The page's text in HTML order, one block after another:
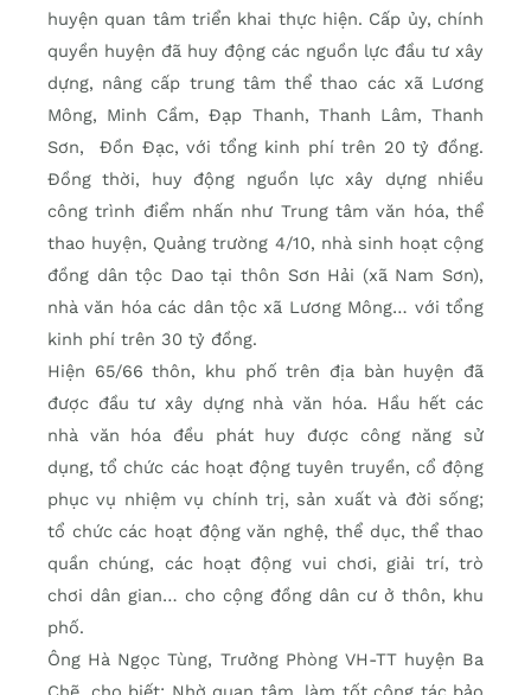
huyện quan tâm triển khai thực hiện. Cấp ủy, chính
quyền huyện đã huy động các nguồn lực đầu tư xây
dựng, nâng cấp trung tâm thể thao các xã Lương
Mông, Minh Cầm, Đạp Thanh, Thanh Lâm, Thanh
Sơn, Đồn Đạc, với tổng kinh phí trên 20 tỷ đồng.
Đồng thời, huy động nguồn lực xây dựng nhiều
công trình điểm nhấn như Trung tâm văn hóa, thể
thao huyện, Quảng trường 4/10, nhà sinh hoạt cộng
đồng dân tộc Dao tại thôn Sơn Hải (xã Nam Sơn),
nhà văn hóa các dân tộc xã Lương Mông… với tổng
kinh phí trên 30 tỷ đồng.
Hiện 65/66 thôn, khu phố trên địa bàn huyện đã
được đầu tư xây dựng nhà văn hóa. Hầu hết các
nhà văn hóa đều phát huy được công năng sử
dụng, tổ chức các hoạt động tuyên truyền, cổ động
phục vụ nhiệm vụ chính trị, sản xuất và đời sống;
tổ chức các hoạt động văn nghệ, thể dục, thể thao
quần chúng, các hoạt động vui chơi, giải trí, trò
chơi dân gian… cho cộng đồng dân cư ở thôn, khu
phố.
Ông Hà Ngọc Tùng, Trưởng Phòng VH-TT huyện Ba